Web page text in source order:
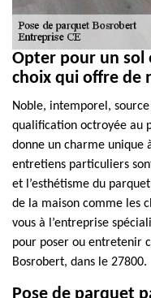
Opter pour un sol
choix qui offre de
Noble, intemporel,
qualification octroyée au
donne un charme unique
entretiens particuliers
et l’esthétisme du
de la maison comme les
vous à l’entreprise
pour poser ou entretenir
Bosrobert, dans le 27800.